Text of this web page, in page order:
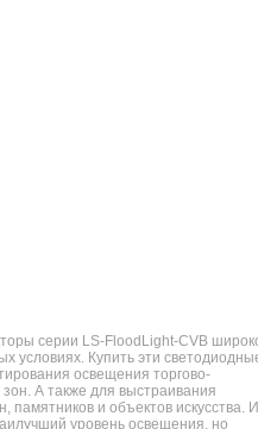
серии LS-FloodLight-CVB
условиях. Купить эти
освещения торгово-
А также для выстраивания
и объектов искусства.
уровень освещения, но